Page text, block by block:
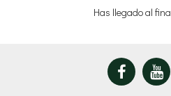
Has llegado al